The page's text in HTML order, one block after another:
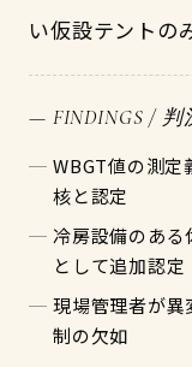
い仮設テントの
— FINDINGS /
WBGT値の測
核と認定
冷房設備のあ
として追加認定
現場管理者が
制の欠如